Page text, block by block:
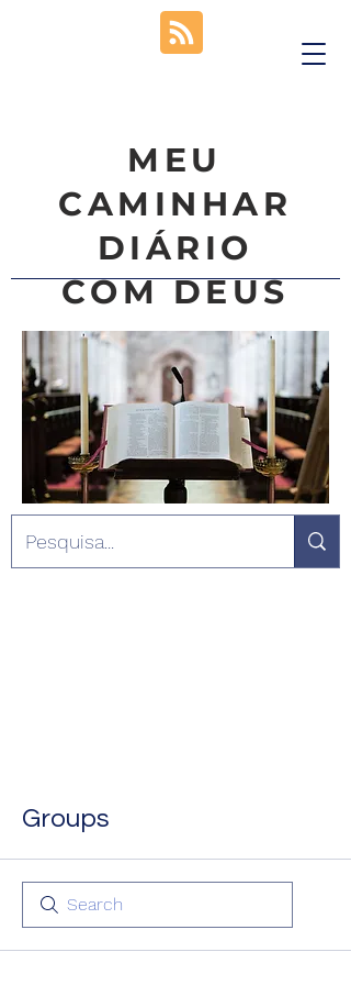
MEU
CAMINHAR
DIÁRIO
COM DEUS
Groups